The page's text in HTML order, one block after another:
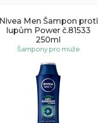
Nivea Men Šampon proti
lupům Power č.81533
250ml
Šampony pro muže